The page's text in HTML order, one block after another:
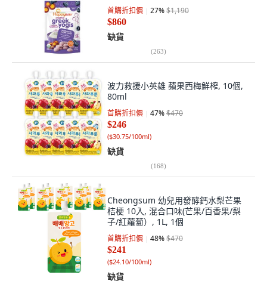
首購折扣價 27%$1,190
$860
缺貨
(263)
波力救援小英雄 蘋果西梅鮮榨, 10個,
80ml
首購折扣價 47%$470
$246
($30.75/100ml)
缺貨
(168)
Cheongsum 幼兒用發酵鈣水梨芒果
桔梗 10入, 混合口味(芒果/百香果/梨
子/紅蘿蔔）, 1L, 1個
首購折扣價 48%$470
$241
($24.10/100ml)
缺貨